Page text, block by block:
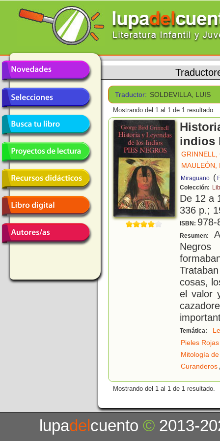
Traductor: SOLDEVILLA, LUIS
Mostrando del 1 al 1 de 1 resultado.
indios
GRINNELL,
MAULEÓN,
Miraguano (
Colección:
De 12 a
336 p.;
ISBN: 978-
Resumen:
cosas,
el valor
Temática:
Pieles Rojas
Mitología
Curanderos
Mostrando del 1 al 1 de 1 resultado.
lupadelcuento© 2013-